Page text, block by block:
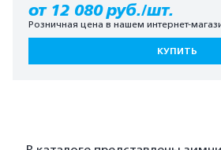
от 12 080 руб./шт.
Розничная цена в нашем интернет-
КУПИТЬ